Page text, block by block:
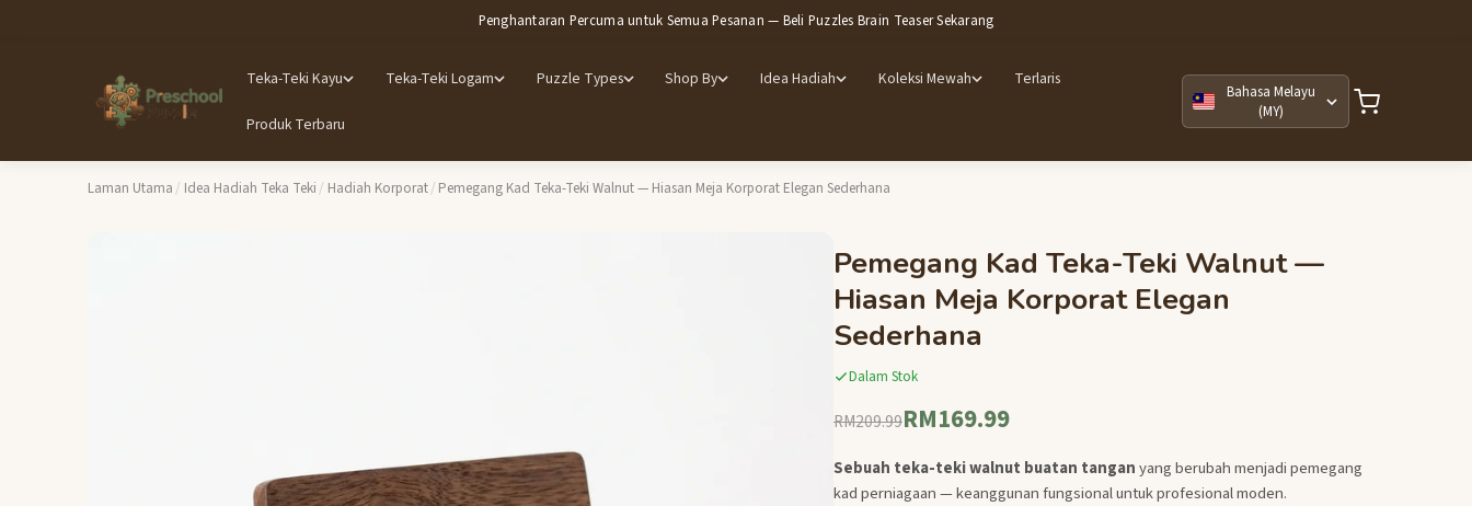
Penghantaran Percuma untuk Semua Pesanan — Beli Puzzles Brain Teaser Sekarang
Teka-Teki Kayu Teka-Teki Logam Puzzle Types Shop By Idea Hadiah Koleksi Mewah Terlaris
Produk Terbaru
Bahasa Melayu
(MY)
Laman Utama / Idea Hadiah Teka Teki / Hadiah Korporat/ Pemegang Kad Teka-Teki Walnut — Hiasan Meja Korporat Elegan Sederhana
Pemegang Kad Teka-Teki Walnut —
Hiasan Meja Korporat Elegan
Sederhana
Dalam Stok
RM209.99RM169.99
Sebuah teka-teki walnut buatan tanganyang berubah menjadi pemegang
kad perniagaan — keanggunan fungsional untuk profesional moden.